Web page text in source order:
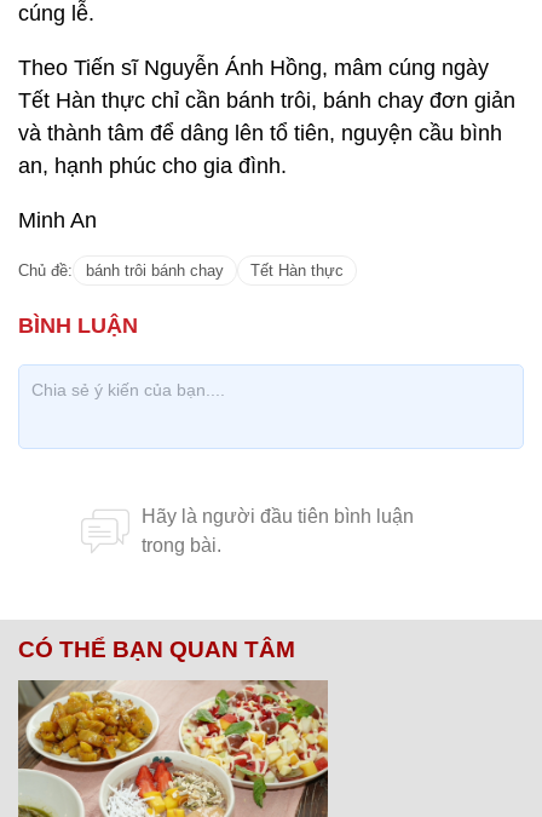
cúng lễ.
Theo Tiến sĩ Nguyễn Ánh Hồng, mâm cúng ngày
Tết Hàn thực chỉ cần bánh trôi, bánh chay đơn giản
và thành tâm để dâng lên tổ tiên, nguyện cầu bình
an, hạnh phúc cho gia đình.
Minh An
Chủ đề: bánh trôi bánh chay Tết Hàn thực
CÓ THỂ BẠN QUAN TÂM